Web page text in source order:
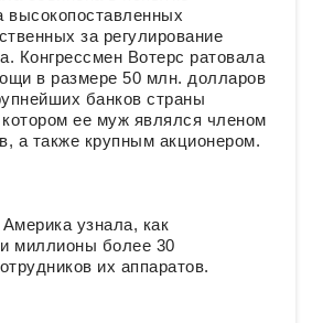
высокопоставленных
за регулирование
Конгрессмен Вотерс ратовала
в размере 50 млн. долларов
банков страны
ее муж являлся членом
а также крупным акционером.
узнала, как
миллионы более 30
их аппаратов.